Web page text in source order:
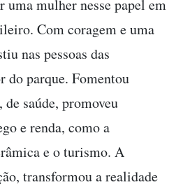
uma mulher nesse papel em
Com coragem e uma
nas pessoas das
do parque. Fomentou
saúde, promoveu
e renda, como a
e o turismo. A
transformou a realidade